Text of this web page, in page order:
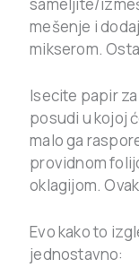
mešenje i
mikserom.
Isecite papir
posudi u kojoj
malo ga
providnom
oklagijom.
Evo kako to
jednostavno: